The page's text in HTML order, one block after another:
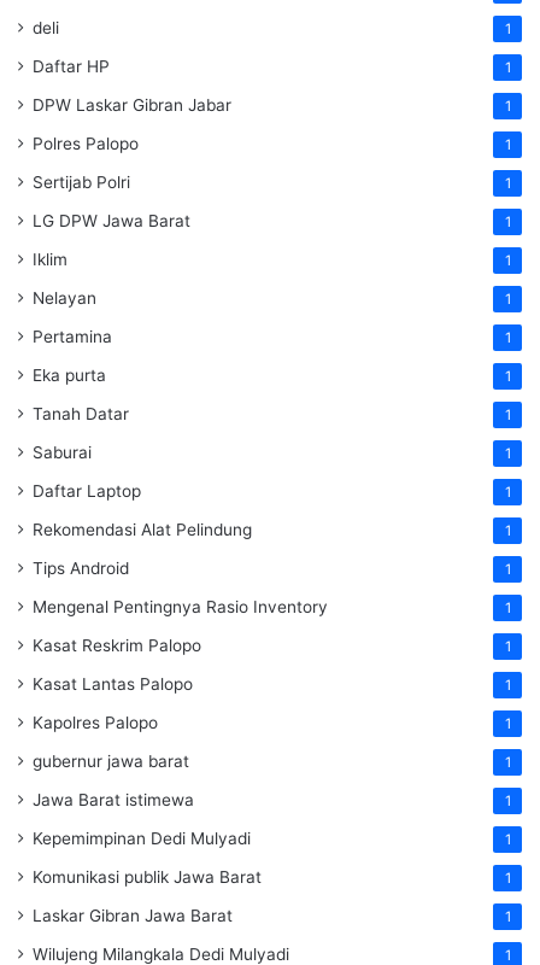
deli 1
Daftar HP 1
DPW Laskar Gibran Jabar 1
Polres Palopo 1
Sertijab Polri 1
LG DPW Jawa Barat 1
Iklim 1
Nelayan 1
Pertamina 1
Eka purta 1
Tanah Datar 1
Saburai 1
Daftar Laptop 1
Rekomendasi Alat Pelindung 1
Tips Android 1
Mengenal Pentingnya Rasio Inventory 1
Kasat Reskrim Palopo 1
Kasat Lantas Palopo 1
Kapolres Palopo 1
gubernur jawa barat 1
Jawa Barat istimewa 1
Kepemimpinan Dedi Mulyadi 1
Komunikasi publik Jawa Barat 1
Laskar Gibran Jawa Barat 1
Wilujeng Milangkala Dedi Mulyadi 1